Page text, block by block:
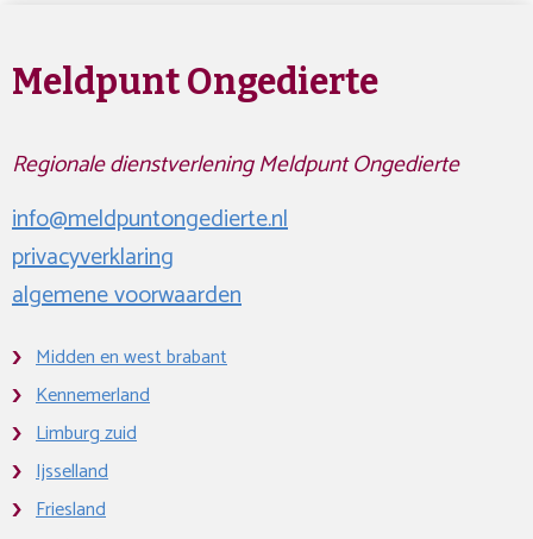
Meldpunt Ongedierte
Regionale dienstverlening Meldpunt Ongedierte
info@meldpuntongedierte.nl
privacyverklaring
algemene voorwaarden
Midden en west brabant
Kennemerland
Limburg zuid
Ijsselland
Friesland